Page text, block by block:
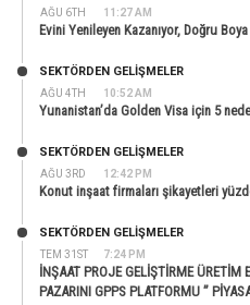
AĞU 6TH 11:27 AM
Evini Yenileyen Kazanıyor, Doğru
AĞU 4TH 10:52 AM
SEKTÖRDEN GELIŞMELER
Yunanistan’da Golden Visa için 5
AĞU 3RD 12:42 PM
SEKTÖRDEN GELIŞMELER
Konut inşaat firmaları şikayetleri
TEM 31ST 7:24 PM
SEKTÖRDEN GELIŞMELER
İNŞAAT PROJE GELİŞTİRME ÜRETİM
PAZARINI GPPS PLATFORMU ”